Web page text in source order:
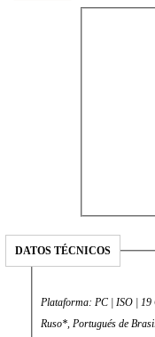
DATOS TÉCNICOS
Plataforma: PC | ISO |
Ruso*, Portugués de